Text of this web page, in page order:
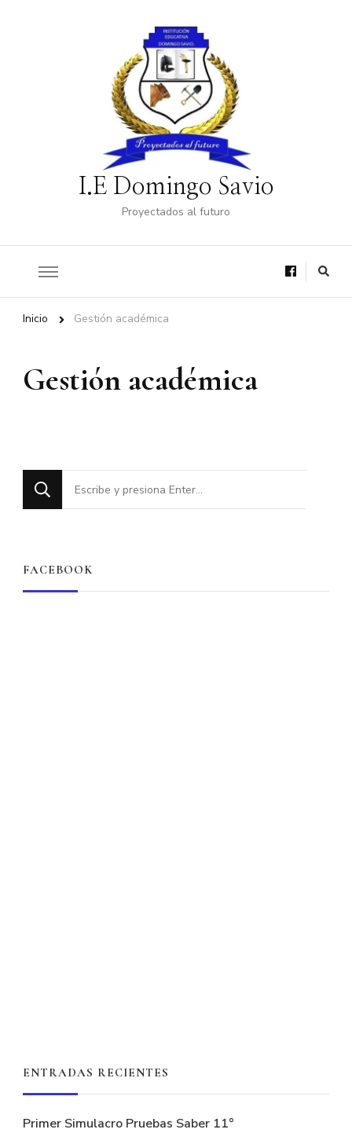
I.E Domingo Savio
Proyectados al futuro
Inicio Gestión académica
Gestión académica
¿Buscas
algo?
FACEBOOK
ENTRADAS RECIENTES
Primer Simulacro Pruebas Saber 11°